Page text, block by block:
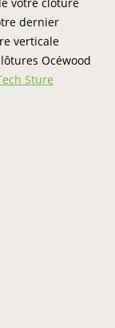
dernier
verticale
Océwood
Sture